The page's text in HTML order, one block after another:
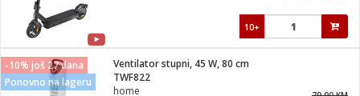
za kosu
brijanje
10+
-10% još 27 dana
Ponovno na lageru
Ventilator stupni, 45 W, 80 cm
TWF822
home